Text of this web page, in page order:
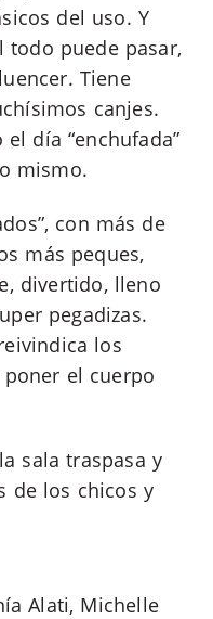
del uso. Y
puede pasar,
Tiene
canjes.
día “enchufada”
mismo.
con más de
más peques,
divertido, lleno
pegadizas.
los
el cuerpo
sala traspasa y
de los chicos y
Alati, Michelle